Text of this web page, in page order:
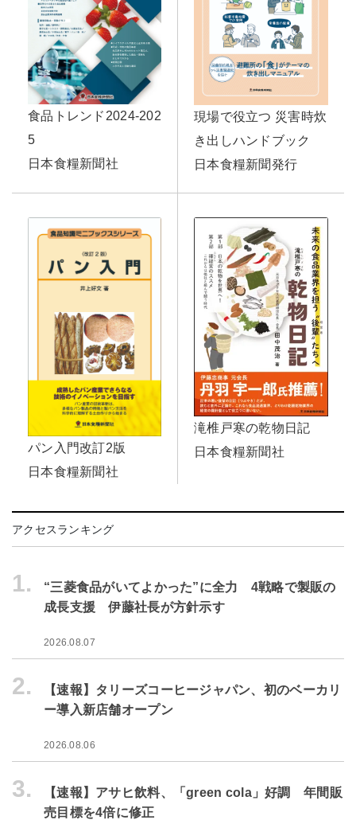
食品トレンド2024-202
5
日本食糧新聞社
現場で役立つ 災害時炊
き出しハンドブック
日本食糧新聞発行
パン入門改訂2版
日本食糧新聞社
滝椎戸寒の乾物日記
日本食糧新聞社
アクセスランキング
1.
“三菱食品がいてよかった”に全力 4戦略で製販の
成長支援 伊藤社長が方針示す
2026.08.07
2.
【速報】タリーズコーヒージャパン、初のベーカリ
ー導入新店舗オープン
2026.08.06
3.
【速報】アサヒ飲料、「green cola」好調 年間販
売目標を4倍に修正